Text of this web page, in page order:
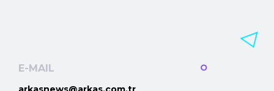
E-MAIL